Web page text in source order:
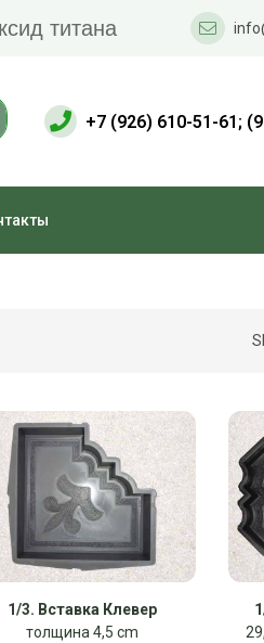
титана
+7 (926) 610-51-61;
1/3. Вставка Клевер
толщина 4,5 cm